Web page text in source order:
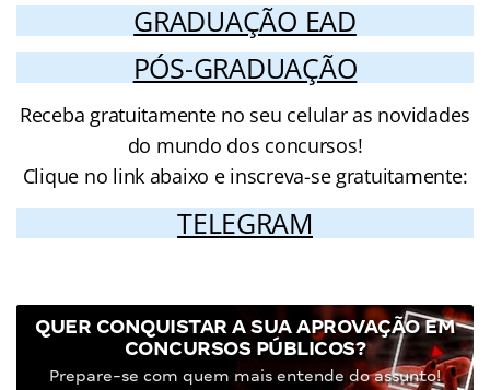
GRADUAÇÃO EAD
PÓS-GRADUAÇÃO
Receba gratuitamente no seu celular as novidades
do mundo dos concursos!
Clique no link abaixo e inscreva-se gratuitamente:
TELEGRAM
QUER CONQUISTAR A SUA APROVAÇÃO EM
CONCURSOS PÚBLICOS?
Prepare-se com quem mais entende do assunto!